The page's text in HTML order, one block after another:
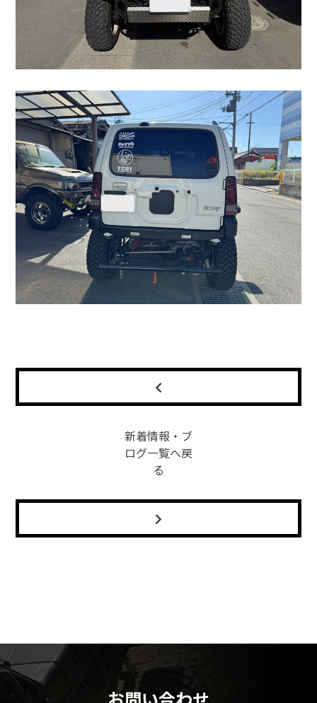
新着情報・ブ
ログ一覧へ戻
る